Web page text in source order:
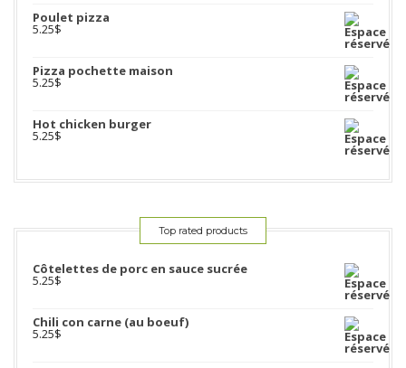
Poulet pizza
5.25$
Pizza pochette maison
5.25$
Hot chicken burger
5.25$
Top rated products
Côtelettes de porc en sauce sucrée
5.25$
Chili con carne (au boeuf)
5.25$